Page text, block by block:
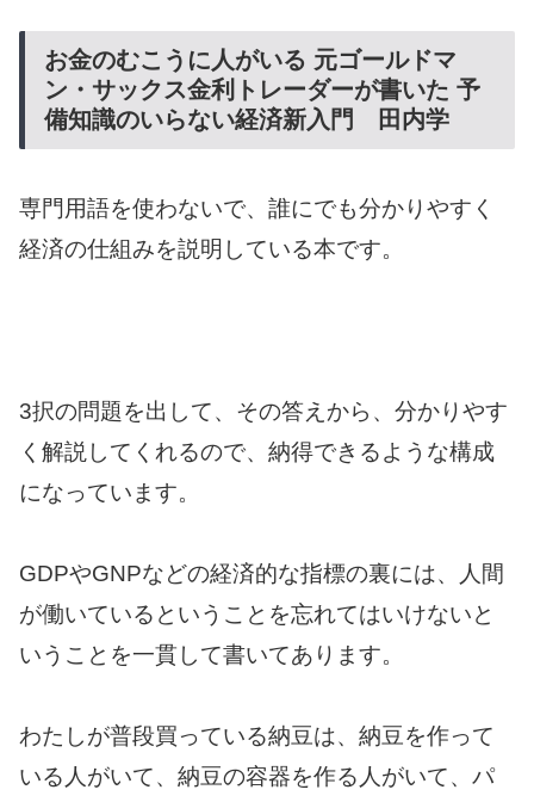
お金のむこうに人がいる 元ゴールドマ
ン・サックス金利トレーダーが書いた 予
備知識のいらない経済新入門 田内学
専門用語を使わないで、誰にでも分かりやすく
経済の仕組みを説明している本です。
3択の問題を出して、その答えから、分かりやす
く解説してくれるので、納得できるような構成
になっています。
GDPやGNPなどの経済的な指標の裏には、人間
が働いているということを忘れてはいけないと
いうことを一貫して書いてあります。
わたしが普段買っている納豆は、納豆を作って
いる人がいて、納豆の容器を作る人がいて、パ